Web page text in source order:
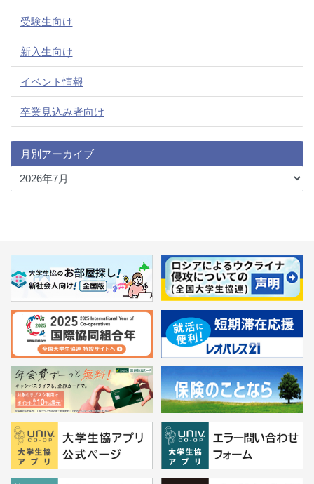
受験生向け
新入生向け
イベント情報
卒業見込み者向け
月別アーカイブ